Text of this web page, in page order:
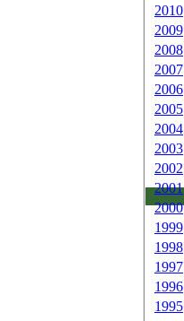
2010
2009
2008
2007
2006
2005
2004
2003
2002
2001
2000
1999
1998
1997
1996
1995